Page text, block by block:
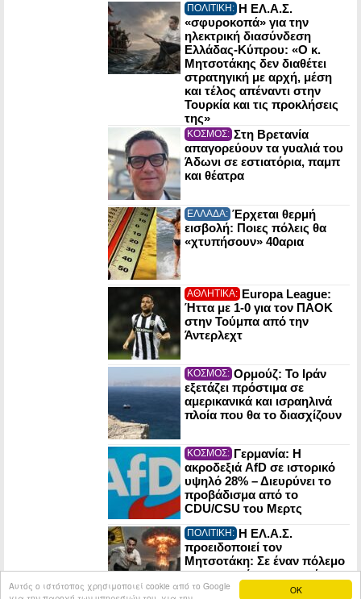
OK
Αυτός ο ιστότοπος χρησιμοποιεί cookie από το Google
ΠΟΛΙΤΙΚΗ: Η ΕΛ.Α.Σ.
«σφυροκοπά» για την
ηλεκτρική διασύνδεση
Ελλάδας-Κύπρου: «Ο κ.
Μητσοτάκης δεν διαθέτει
στρατηγική με αρχή, μέση
και τέλος απέναντι στην
Τουρκία και τις προκλήσεις
της»
ΚΟΣΜΟΣ: Στη Βρετανία
απαγορεύουν τα γυαλιά του
Άδωνι σε εστιατόρια, παμπ
και θέατρα
ΕΛΛΑΔΑ: Έρχεται θερμή
εισβολή: Ποιες πόλεις θα
«χτυπήσουν» 40αρια
ΑΘΛΗΤΙΚΑ: Europa League:
Ήττα με 1-0 για τον ΠΑΟΚ
στην Τούμπα από την
Άντερλεχτ
ΚΟΣΜΟΣ: Ορμούζ: Το Ιράν
εξετάζει πρόστιμα σε
αμερικανικά και ισραηλινά
πλοία που θα το διασχίζουν
ΚΟΣΜΟΣ: Γερμανία: Η
ακροδεξιά AfD σε ιστορικό
υψηλό 28% – Διευρύνει το
προβάδισμα από το
CDU/CSU του Μερτς
ΠΟΛΙΤΙΚΗ: Η ΕΛ.Α.Σ.
προειδοποιεί τον
Μητσοτάκη: Σε έναν πόλεμο
οι πυρηνικές εγκαταστάσεις
μπορούν να γίνουν στόχος